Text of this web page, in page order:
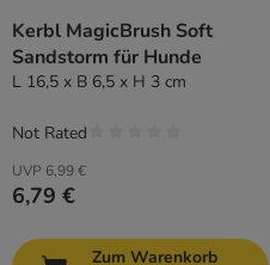
Kerbl MagicBrush Soft
Sandstorm für Hunde
L 16,5 x B 6,5 x H 3 cm
UVP 6,99 €
6,79 €
Not Rated
Zum Warenkorb